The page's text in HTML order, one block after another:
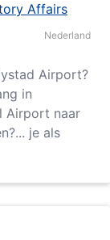
Affairs
Nederland
Airport?
in
Airport naar
je als